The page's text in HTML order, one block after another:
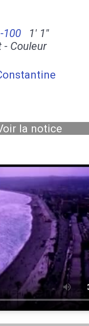
100
1' 1''
Couleur
la notice